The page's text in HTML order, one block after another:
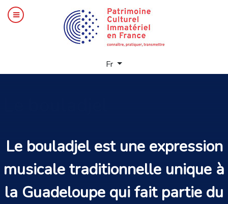
Fr
Le bouladjel est une expression
musicale traditionnelle unique à
la Guadeloupe qui fait partie du